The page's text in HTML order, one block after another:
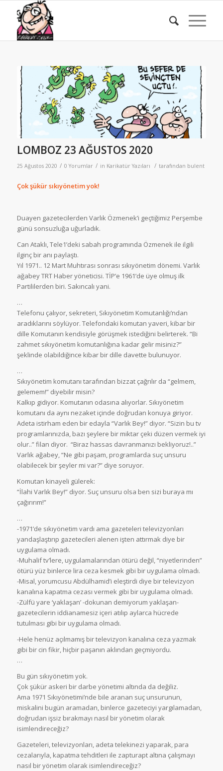
LOMBOZ 23 AĞUSTOS 2020
25 Ağustos 2020 / 0 Yorumlar / in Karikatür Yazıları / tarafından bulent
Çok şükür sıkıyönetim yok!
Duayen gazetecilerden Varlık Özmenek’i geçtiğimiz Perşembe
günü sonsuzluğa uğurladık.
Can Ataklı, Tele1’deki sabah programında Özmenek ile ilgili
ilginç bir anı paylaştı.
Yıl 1971.. 12 Mart Muhtırası sonrası sıkıyönetim dönemi. Varlık
ağabey TRT Haber yöneticisi. TİP’e 1961’de üye olmuş ilk
Partililerden biri. Sakıncalı yani.
…
Telefonu çalıyor, sekreteri, Sıkıyönetim Komutanlığı’ndan
aradıklarını söylüyor. Telefondaki komutan yaveri, kibar bir
dille Komutanın kendisiyle görüşmek istediğini belirterek. “Bi
zahmet sıkıyönetim komutanlığına kadar gelir misiniz?”
şeklinde olabildiğince kibar bir dille davette bulunuyor.
…
Sıkıyönetim komutanı tarafından bizzat çağrılır da “gelmem,
gelemem!” diyebilir misin?
Kalkıp gidiyor. Komutanın odasına alıyorlar. Sıkıyönetim
komutanı da aynı nezaket içinde doğrudan konuya giriyor.
Adeta istirham eden bir edayla “Varlık Bey!” diyor. “Sizin bu tv
programlarınızda, bazı şeylere bir miktar çeki düzen vermek iyi
olur..” filan diyor. “Biraz hassas davranmanızı bekliyoruz!..”
Varlık ağabey, “Ne gibi paşam, programlarda suç unsuru
olabilecek bir şeyler mi var?” diye soruyor.
Komutan kinayeli gülerek:
“İlahi Varlık Bey!” diyor. Suç unsuru olsa ben sizi buraya mı
çağırırım!”
…
-1971’de sıkıyönetim vardı ama gazeteleri televizyonları
yandaşlaştırıp gazetecileri alenen işten attırmak diye bir
uygulama olmadı.
-Muhalif tv’lere, uygulamalarından ötürü değil, “niyetlerinden”
ötürü yüz binlerce lira ceza kesmek gibi bir uygulama olmadı.
-Misal, yorumcusu Abdülhamid’i eleştirdi diye bir televizyon
kanalına kapatma cezası vermek gibi bir uygulama olmadı.
-Zülfü yare ‘yaklaşan’ -dokunan demiyorum yaklaşan-
gazetecilerin iddianamesiz içeri atılıp aylarca hücrede
tutulması gibi bir uygulama olmadı.
-Hele henüz açılmamış bir televizyon kanalına ceza yazmak
gibi bir cin fikir, hiçbir paşanın aklından geçmiyordu.
…
Bu gün sıkıyönetim yok.
Çok şükür askeri bir darbe yönetimi altında da değiliz.
Ama 1971 Sıkıyönetimi’nde bile aranan suç unsurunun,
miskalini bugün aramadan, binlerce gazeteciyi yargılamadan,
doğrudan işsiz bırakmayı nasıl bir yönetim olarak
isimlendireceğiz?
Gazeteleri, televizyonları, adeta telekinezi yaparak, para
cezalarıyla, kapatma tehditleri ile zapturapt altına çalışmayı
nasıl bir yönetim olarak isimlendireceğiz?